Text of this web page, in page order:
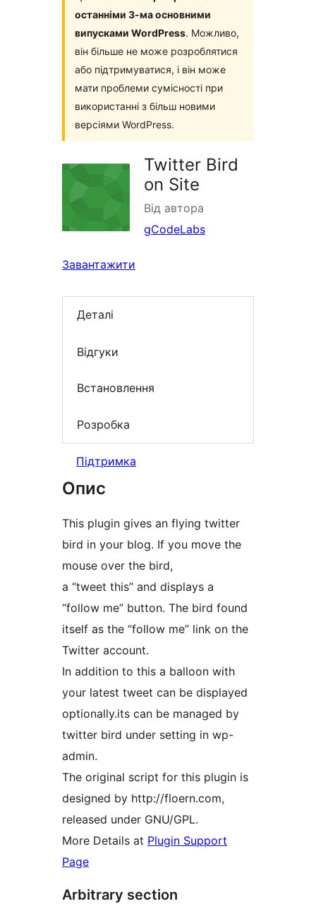
останніми 3-ма основними
випусками WordPress. Можливо,
він більше не може розроблятися
або підтримуватися, і він може
мати проблеми сумісності при
використанні з більш новими
версіями WordPress.
Twitter Bird
on Site
Від автора
gCodeLabs
Завантажити
Деталі
Відгуки
Встановлення
Розробка
Підтримка
Опис
This plugin gives an flying twitter
bird in your blog. If you move the
mouse over the bird,
a “tweet this” and displays a
“follow me” button. The bird found
itself as the “follow me” link on the
Twitter account.
In addition to this a balloon with
your latest tweet can be displayed
optionally.its can be managed by
twitter bird under setting in wp-
admin.
The original script for this plugin is
designed by http://floern.com,
released under GNU/GPL.
More Details at Plugin Support
Page
Arbitrary section